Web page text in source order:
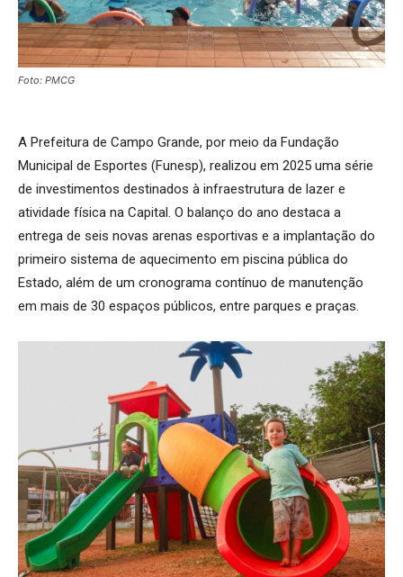
Foto: PMCG
A Prefeitura de Campo Grande, por meio da Fundação
Municipal de Esportes (Funesp), realizou em 2025 uma série
de investimentos destinados à infraestrutura de lazer e
atividade física na Capital. O balanço do ano destaca a
entrega de seis novas arenas esportivas e a implantação do
primeiro sistema de aquecimento em piscina pública do
Estado, além de um cronograma contínuo de manutenção
em mais de 30 espaços públicos, entre parques e praças.